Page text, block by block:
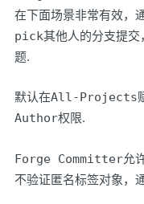
在下面场景非常有效，
pick其他人的分支提交
题.
默认在All-Projects
Author权限.
Forge Committer允
不验证匿名标签对象，